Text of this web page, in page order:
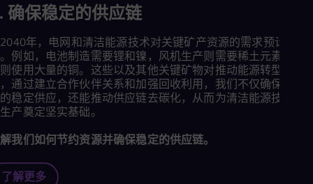
确保稳定的供应链
年，电网和清洁能源技术对关键矿产资源的需求预计将翻
例如，电池制造需要锂和镍，风机生产则需要稀土元素，而
使用大量的铜。这些以及其他关键矿物对推动能源转型至关
通过建立合作伙伴关系和加强回收利用，我们不仅确保这些
稳定供应，还能推动供应链去碳化，从而为清洁能源技术的
产奠定坚实基础。
我们如何节约资源并确保稳定的供应链。
了解更多